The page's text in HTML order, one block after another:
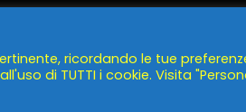
POWERED BY
ricordando le tue
di TUTTI i cookie. Visita